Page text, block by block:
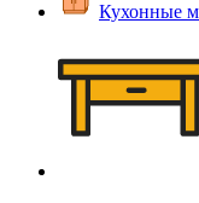
Кухонные